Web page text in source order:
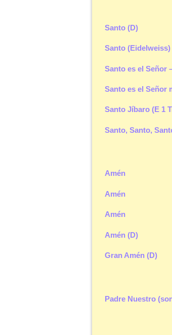
Santo (D)
Santo (Eidelweiss)
Santo es el Señor
Santo es el Señor
Santo Jíbaro (E 1
Santo, Santo,
Amén
Amén
Amén
Amén (D)
Gran Amén (D)
Padre Nuestro